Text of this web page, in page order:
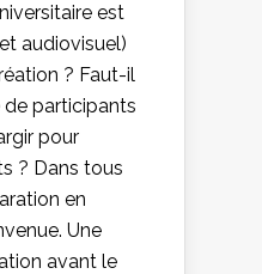
est
audiovisuel)
? Faut-il
participants
pour
? Dans tous
en
Une
avant le